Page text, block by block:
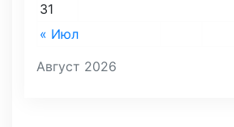
Август 2026
« Июл
31